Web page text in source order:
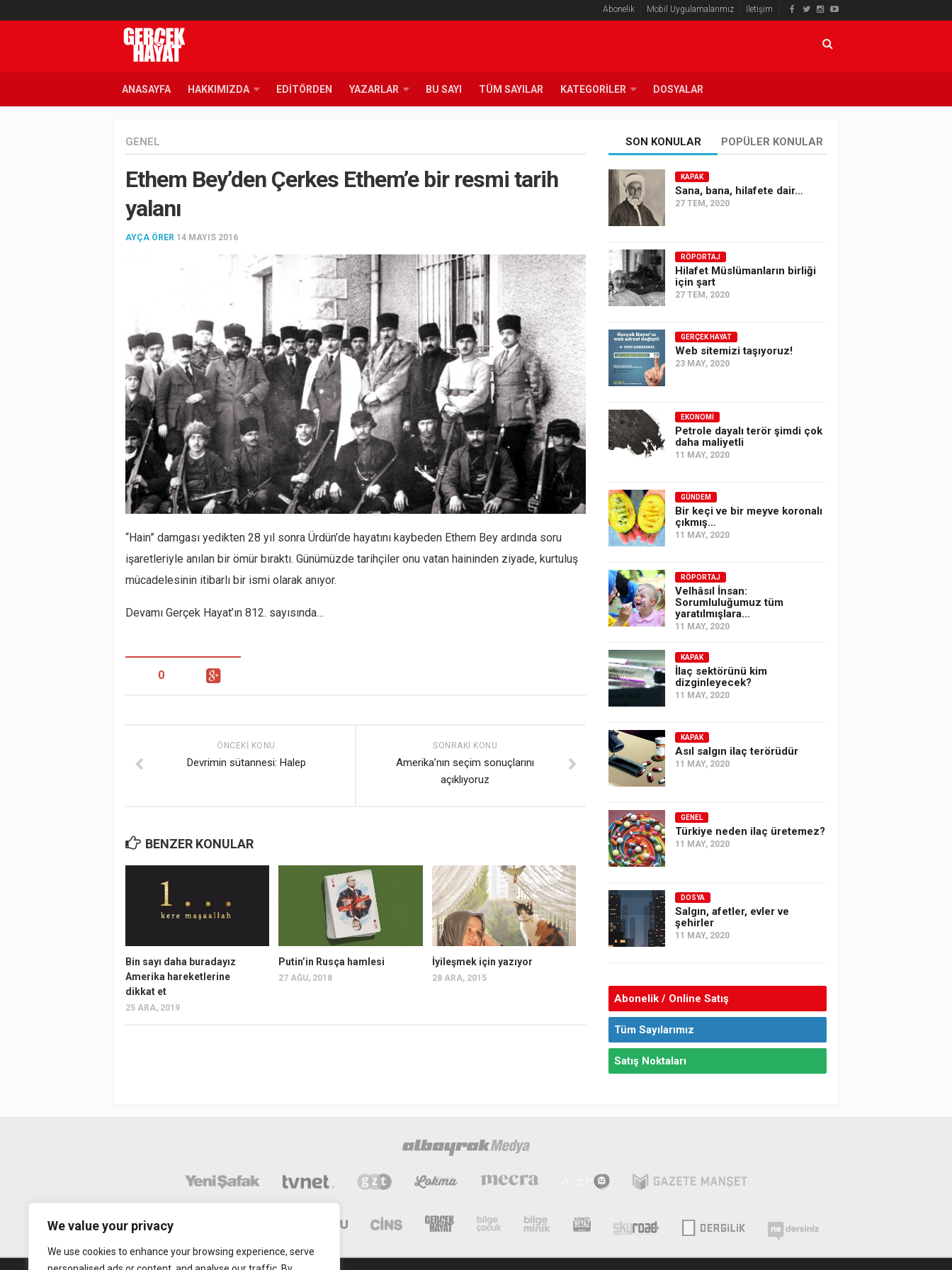
We value your privacy
We use cookies to enhance your browsing experience, serve
Abonelik Mobil Uygulamalarımız İletişim
ANASAYFA HAKKIMIZDA EDITÖRDEN YAZARLAR BU SAYI TÜM SAYILAR KATEGORILER DOSYALAR
GENEL
Ethem Bey’den Çerkes Ethem’e bir resmi tarih
yalanı
AYÇA ÖRER 14 MAYIS 2016
“Hain” damgası yedikten 28 yıl sonra Ürdün’de hayatını kaybeden Ethem Bey ardında soru
işaretleriyle anılan bir ömür bıraktı. Günümüzde tarihçiler onu vatan haininden ziyade, kurtuluş
mücadelesinin itibarlı bir ismi olarak anıyor.
Devamı Gerçek Hayat’ın 812. sayısında…
0
SONRAKI KONU
Amerika’nın seçim sonuçlarını
açıklıyoruz
ÖNCEKI KONU
Devrimin sütannesi: Halep
BENZER KONULAR
Bin sayı daha buradayız
Amerika hareketlerine
dikkat et
25 ARA, 2019
Putin’in Rusça hamlesi
27 AĞU, 2018
İyileşmek için yazıyor
28 ARA, 2015
SON KONULAR POPÜLER KONULAR
KAPAK
Sana, bana, hilafete dair…
27 TEM, 2020
RÖPORTAJ
Hilafet Müslümanların birliği
için şart
27 TEM, 2020
GERÇEK HAYAT
Web sitemizi taşıyoruz!
23 MAY, 2020
EKONOMI
Petrole dayalı terör şimdi çok
daha maliyetli
11 MAY, 2020
GÜNDEM
Bir keçi ve bir meyve koronalı
çıkmış…
11 MAY, 2020
RÖPORTAJ
Velhâsıl İnsan:
Sorumluluğumuz tüm
yaratılmışlara…
11 MAY, 2020
KAPAK
İlaç sektörünü kim
dizginleyecek?
11 MAY, 2020
KAPAK
Asıl salgın ilaç terörüdür
11 MAY, 2020
GENEL
Türkiye neden ilaç üretemez?
11 MAY, 2020
DOSYA
Salgın, afetler, evler ve
şehirler
11 MAY, 2020
Abonelik / Online Satış
Tüm Sayılarımız
Satış Noktaları